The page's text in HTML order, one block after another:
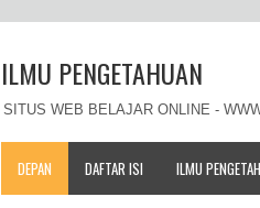
ILMU PENGETAHUAN
SITUS WEB BELAJAR ONLINE -
DEPAN DAFTAR ISI ILMU